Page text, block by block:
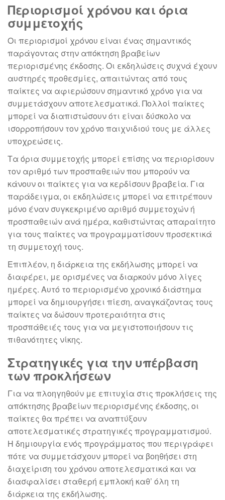
Περιορισμοί χρόνου και όρια
συμμετοχής
Οι περιορισμοί χρόνου είναι ένας σημαντικός
παράγοντας στην απόκτηση βραβείων
περιορισμένης έκδοσης. Οι εκδηλώσεις συχνά έχουν
αυστηρές προθεσμίες, απαιτώντας από τους
παίκτες να αφιερώσουν σημαντικό χρόνο για να
συμμετάσχουν αποτελεσματικά. Πολλοί παίκτες
μπορεί να διαπιστώσουν ότι είναι δύσκολο να
ισορροπήσουν τον χρόνο παιχνιδιού τους με άλλες
υποχρεώσεις.
Τα όρια συμμετοχής μπορεί επίσης να περιορίσουν
τον αριθμό των προσπαθειών που μπορούν να
κάνουν οι παίκτες για να κερδίσουν βραβεία. Για
παράδειγμα, οι εκδηλώσεις μπορεί να επιτρέπουν
μόνο έναν συγκεκριμένο αριθμό συμμετοχών ή
προσπαθειών ανά ημέρα, καθιστώντας απαραίτητο
για τους παίκτες να προγραμματίσουν προσεκτικά
τη συμμετοχή τους.
Επιπλέον, η διάρκεια της εκδήλωσης μπορεί να
διαφέρει, με ορισμένες να διαρκούν μόνο λίγες
ημέρες. Αυτό το περιορισμένο χρονικό διάστημα
μπορεί να δημιουργήσει πίεση, αναγκάζοντας τους
παίκτες να δώσουν προτεραιότητα στις
προσπάθειές τους για να μεγιστοποιήσουν τις
πιθανότητες νίκης.
Στρατηγικές για την υπέρβαση
των προκλήσεων
Για να πλοηγηθούν με επιτυχία στις προκλήσεις της
απόκτησης βραβείων περιορισμένης έκδοσης, οι
παίκτες θα πρέπει να αναπτύξουν
αποτελεσματικές στρατηγικές προγραμματισμού.
Η δημιουργία ενός προγράμματος που περιγράφει
πότε να συμμετάσχουν μπορεί να βοηθήσει στη
διαχείριση του χρόνου αποτελεσματικά και να
διασφαλίσει σταθερή εμπλοκή καθ’ όλη τη
διάρκεια της εκδήλωσης.